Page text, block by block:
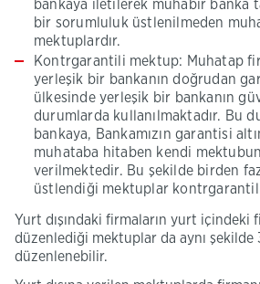
bankaya iletilerek muhabir banka
bir sorumluluk üstlenilmeden
mektuplardır.
Kontrgarantili mektup: Muhatap
yerleşik bir bankanın doğrudan
ülkesinde yerleşik bir bankanın
durumlarda kullanılmaktadır. Bu
bankaya, Bankamızın garantisi
muhataba hitaben kendi
verilmektedir. Bu şekilde birden
üstlendiği mektuplar
Yurt dışındaki firmaların yurt içindeki
düzenlediği mektuplar da aynı şekilde
düzenlenebilir.